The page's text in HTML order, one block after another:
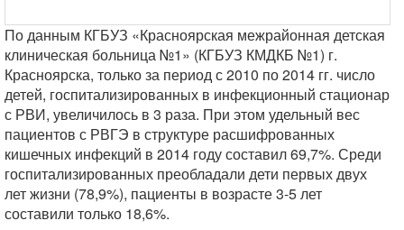
По данным КГБУЗ «Красноярская межрайонная детская
клиническая больница №1» (КГБУЗ КМДКБ №1) г.
Красноярска, только за период с 2010 по 2014 гг. число
детей, госпитализированных в инфекционный стационар
с РВИ, увеличилось в 3 раза. При этом удельный вес
пациентов с РВГЭ в структуре расшифрованных
кишечных инфекций в 2014 году составил 69,7%. Среди
госпитализированных преобладали дети первых двух
лет жизни (78,9%), пациенты в возрасте 3-5 лет
составили только 18,6%.